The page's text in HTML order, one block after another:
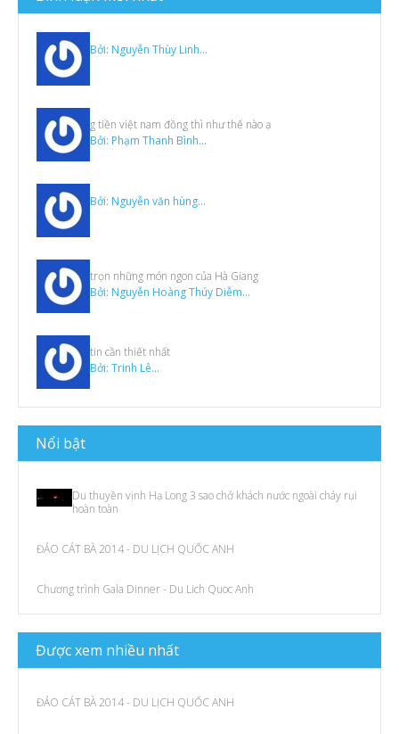
Bởi: Nguyễn Thùy Linh...
g tiền việt nam đồng thì như thế nào ạ
Bởi: Phạm Thanh Bình...
Bởi: Nguyễn văn hùng...
trọn những món ngon của Hà Giang
Bởi: Nguyễn Hoàng Thúy Diễm...
tin cần thiết nhất
Bởi: Trinh Lê...
Nổi bật
Du thuyền vịnh Hạ Long 3 sao chở khách nước ngoài cháy rụi
hoàn toàn
ĐẢO CÁT BÀ 2014 - DU LỊCH QUỐC ANH
Chương trình Gala Dinner - Du Lich Quoc Anh
Đượcxem nhiều nhất
ĐẢO CÁT BÀ 2014 - DU LỊCH QUỐC ANH